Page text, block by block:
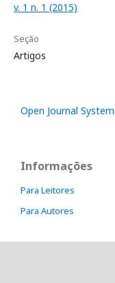
v. 1 n. 1 (2015)
Seção
Artigos
Open Journal
Informações
Para Leitores
Para Autores